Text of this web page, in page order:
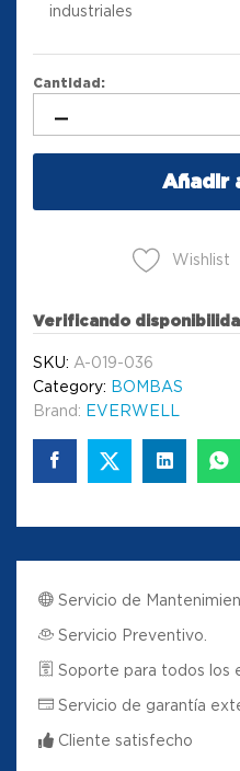
industriales
Cantidad:
Añadir
Wishlist
Verificando
SKU: A-019-036
Category: BOMBAS
Brand: EVERWELL
Servicio de
Servicio Preventivo.
Soporte para todos los
Servicio de garantía
Cliente satisfecho